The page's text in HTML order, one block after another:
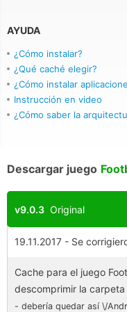
AYUDA
¿Cómo instalar?
¿Qué caché elegir?
¿Cómo instalar
Instrucción en video
¿Cómo saber la
Descargar juego
v9.0.3 Original
19.11.2017 - Se
Cache para el juego
descomprimir la
- debería quedar así \/